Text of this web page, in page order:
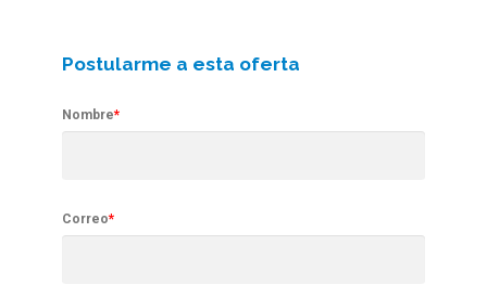
Postularme a esta oferta
Nombre*
Correo*